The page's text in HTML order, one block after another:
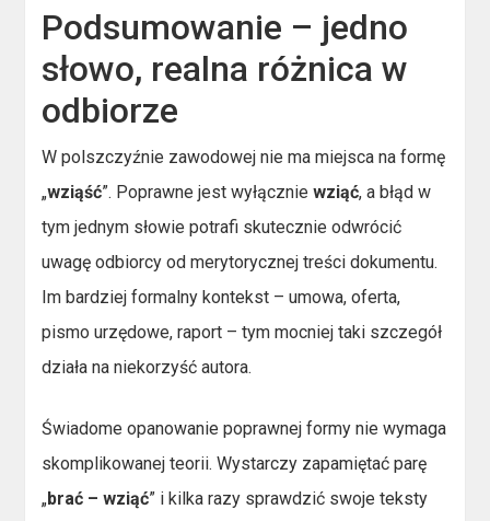
Podsumowanie – jedno
słowo, realna różnica w
odbiorze
W polszczyźnie zawodowej nie ma miejsca na formę
„wziąść”. Poprawne jest wyłączniewziąć, a błąd w
tym jednym słowie potrafi skutecznie odwrócić
uwagę odbiorcy od merytorycznej treści dokumentu.
Im bardziej formalny kontekst – umowa, oferta,
pismo urzędowe, raport – tym mocniej taki szczegół
działa na niekorzyść autora.
Świadome opanowanie poprawnej formy nie wymaga
skomplikowanej teorii. Wystarczy zapamiętać parę
„brać – wziąć” i kilka razy sprawdzić swoje teksty